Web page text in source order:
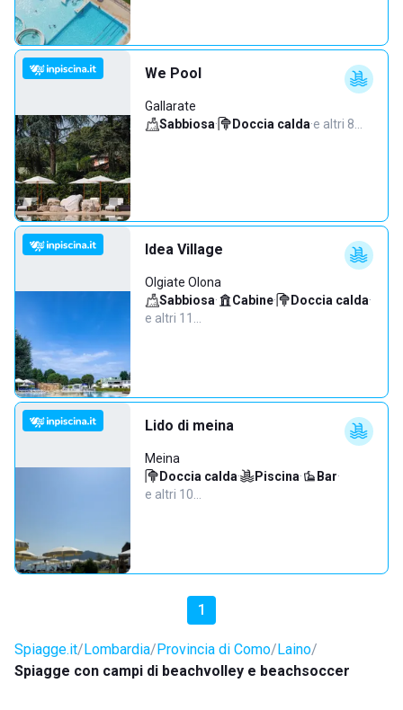
We Pool
Gallarate
Sabbiosa· Doccia calda·e altri 8…
Idea Village
Olgiate Olona
Sabbiosa· Cabine· Doccia calda·
e altri 11…
Lido di meina
Meina
Doccia calda· Piscina· Bar·
e altri 10…
1
Spiagge.it Lombardia Provincia di Como Laino
Spiagge con campi di beachvolley e beachsoccer